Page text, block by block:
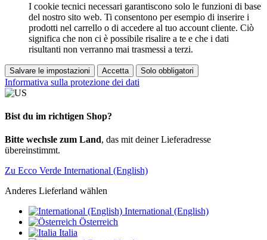
I cookie tecnici necessari garantiscono solo le funzioni di base
del nostro sito web. Ti consentono per esempio di inserire i
prodotti nel carrello o di accedere al tuo account cliente. Ciò
significa che non ci è possibile risalire a te e che i dati
risultanti non verranno mai trasmessi a terzi.
Salvare le impostazioni Accetta Solo obbligatori
Informativa sulla protezione dei dati
Bist du im richtigen Shop?
Bitte wechsle zum Land, das mit deiner Lieferadresse
übereinstimmt.
Zu Ecco Verde International (English)
Anderes Lieferland wählen
International (English)
Österreich
Italia